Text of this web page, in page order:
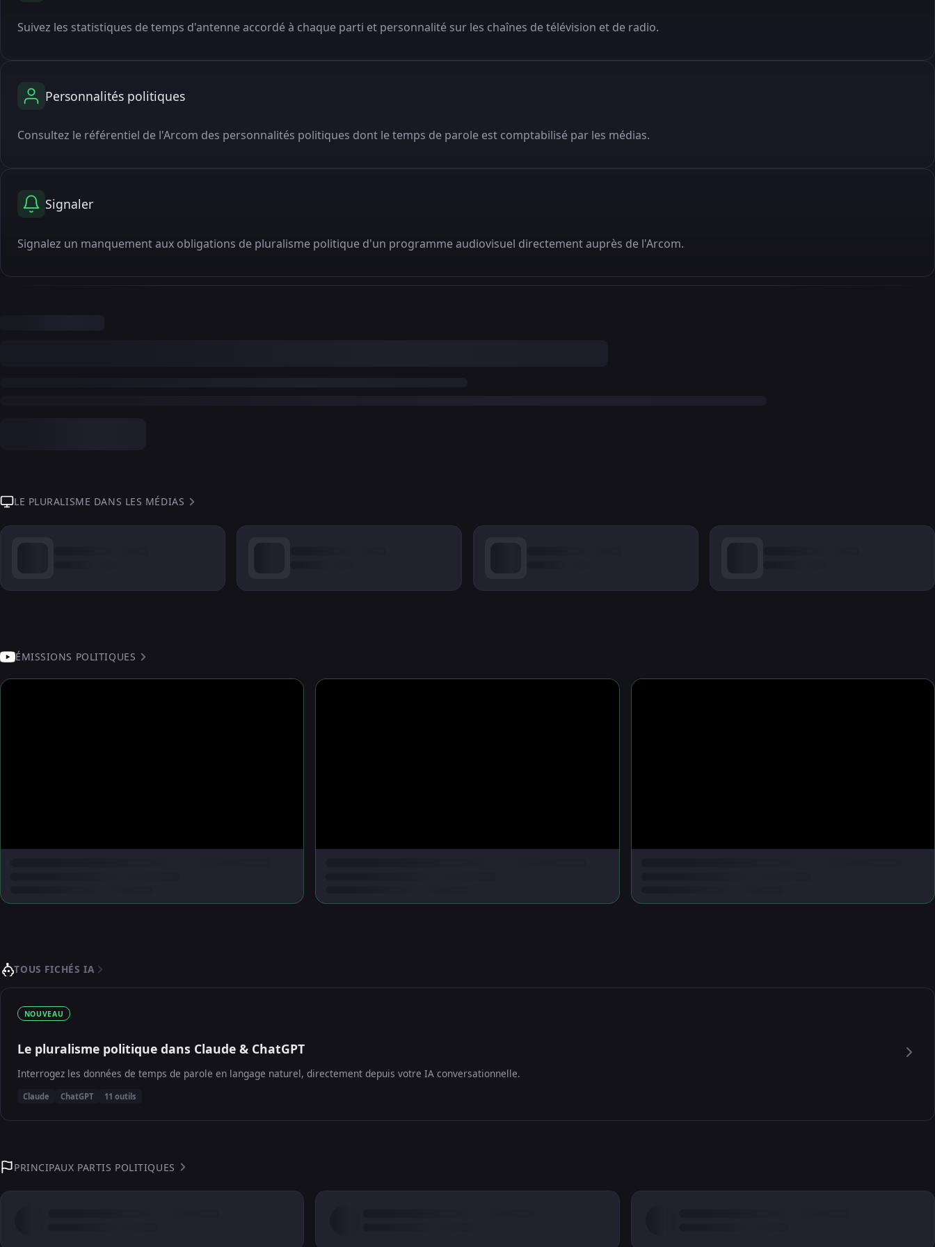
Suivez les statistiques de temps d'antenne accordé à chaque parti et personnalité sur les chaînes de télévision et de radio.
Personnalités politiques
Consultez le référentiel de l'Arcom des personnalités politiques dont le temps de parole est comptabilisé par les médias.
Signaler
Signalez un manquement aux obligations de pluralisme politique d'un programme audiovisuel directement auprès de l'Arcom.
LE PLURALISME DANS LES MÉDIAS
ÉMISSIONS POLITIQUES
TOUS FICHÉS IA
NOUVEAU
Le pluralisme politique dans Claude & ChatGPT
Interrogez les données de temps de parole en langage naturel, directement depuis votre IA conversationnelle.
Claude ChatGPT 11 outils
PRINCIPAUX PARTIS POLITIQUES